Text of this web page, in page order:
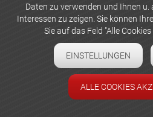
Newsletter
Cookie-
Daten zu verwenden und Ihnen
Interessen zu zeigen. Sie können Ihre
Sie auf das Feld "Alle
EINSTELLUNGEN
ALLE COOKIES